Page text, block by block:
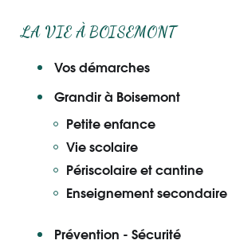
LA VIE À BOISEMONT
Vos démarches
Grandir à Boisemont
Petite enfance
Vie scolaire
Périscolaire et cantine
Enseignement secondaire
Prévention - Sécurité